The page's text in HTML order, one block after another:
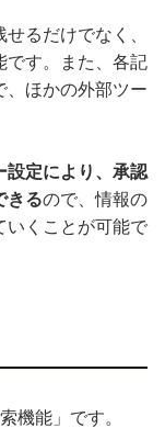
るだけでなく、
です。また、各記
、ほかの外部ツー
設定により、承認
きるので、情報の
いくことが可能で
機能」です。